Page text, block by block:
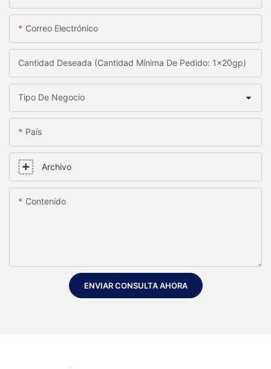
Correo Electrónico
Cantidad Deseada (Cantidad Mínima De Pedido: 1x20gp)
Tipo De Negocio
País
Archivo
Contenido
ENVIAR CONSULTA AHORA